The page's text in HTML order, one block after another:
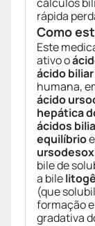
rápida
Como
Este
ativo o
ácido biliar
humana,
ácido
hepática
ácidos
equilíbrio
bile de
a bile
(que
formação
gradativa